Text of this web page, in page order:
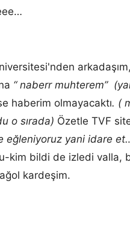
arkadaşım,
“ naberr muhterem”
haberim olmayacaktı. (
o sırada) Özetle TVF
eğleniyoruz yani idare
kim bildi de izledi valla,
kardeşim.